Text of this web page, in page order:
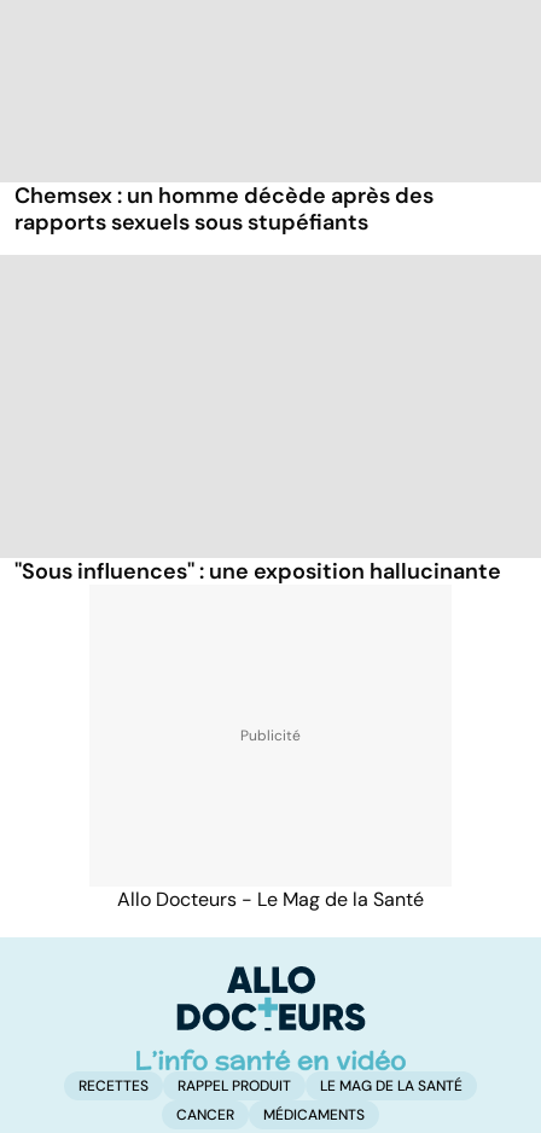
Chemsex : un homme décède après des
rapports sexuels sous stupéfiants
''Sous influences'' : une exposition hallucinante
Allo Docteurs - Le Mag de la Santé
RECETTES RAPPEL PRODUIT
LE MAG DE LA SANTÉ
CANCER
MÉDICAMENTS